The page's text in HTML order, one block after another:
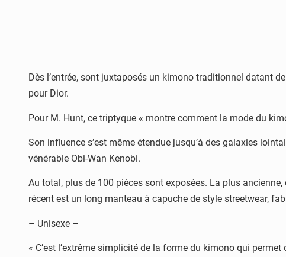
Dès l’entrée, sont juxtaposés un kimono traditionnel datant
pour Dior.
Pour M. Hunt, ce triptyque « montre comment la mode du
Son influence s’est même étendue jusqu’à des galaxies
vénérable Obi-Wan Kenobi.
Au total, plus de 100 pièces sont exposées. La plus
récent est un long manteau à capuche de style streetwear,
– Unisexe –
« C’est l’extrême simplicité de la forme du kimono qui